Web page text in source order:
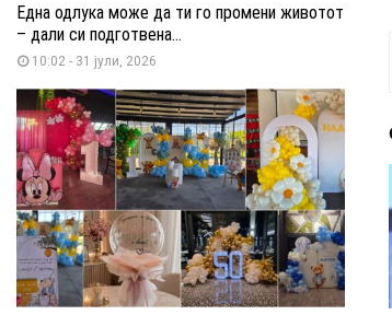
Една одлука може да ти го промени животот
– дали си подготвена...
10:02 - 31 јули, 2026